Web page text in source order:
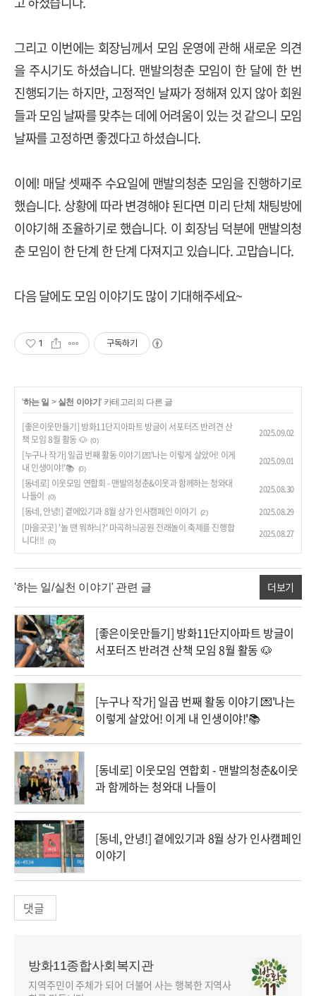
그리고 이번에는 회장님께서 모임 운영에 관해 새로운 의견
을 주시기도 하셨습니다. 맨발의청춘 모임이 한 달에 한 번
진행되기는 하지만, 고정적인 날짜가 정해져 있지 않아 회원
들과 모임 날짜를 맞추는 데에 어려움이 있는 것 같으니 모임
날짜를 고정하면 좋겠다고 하셨습니다.
이에! 매달 셋째주 수요일에 맨발의청춘 모임을 진행하기로
했습니다. 상황에 따라 변경해야 된다면 미리 단체 채팅방에
이야기해 조율하기로 했습니다. 이 회장님 덕분에 맨발의청
춘 모임이 한 단계 한 단계 다져지고 있습니다. 고맙습니다.
다음 달에도 모임 이야기도 많이 기대해주세요~
1 구독하기
'하는 일 > 실천 이야기' 카테고리의 다른 글
[좋은이웃만들기] 방화11단지아파트 방글이 서포터즈 반려견 산
책 모임 8월 활동 🐶 (0)
2025.09.02
[누구나 작가] 일곱 번째 활동 이야기 💌'나는 이렇게 살았어! 이게
내 인생이야!'📚 (0)
2025.09.01
[동네로] 이웃모임 연합회 - 맨발의청춘&이웃과 함께하는 청와대
나들이 (0)
2025.08.30
[동네, 안녕!] 곁에있기과 8월 상가 인사캠페인 이야기 (2) 2025.08.29
[마을곳곳] '놀 땐 뭐하늬?' 마곡하늬공원 전래놀이 축제를 진행합
니다!!! (0)
2025.08.27
'하는 일/실천 이야기' 관련 글 더보기
[좋은이웃만들기] 방화11단지아파트 방글이
서포터즈 반려견 산책 모임 8월 활동 🐶
[누구나 작가] 일곱 번째 활동 이야기 💌'나는
이렇게 살았어! 이게 내 인생이야!'📚
[동네로] 이웃모임 연합회 - 맨발의청춘&이웃
과 함께하는 청와대 나들이
[동네, 안녕!] 곁에있기과 8월 상가 인사캠페인
이야기
댓글
방화11종합사회복지관
지역주민이 주체가 되어 더불어 사는 행복한 지역사